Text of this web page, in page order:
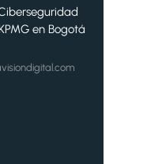
en Bogotá